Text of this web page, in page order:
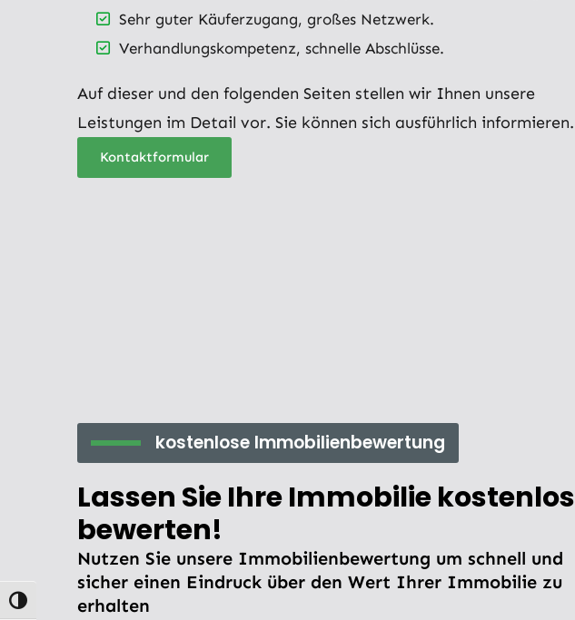
Umschalten auf hohe Kontraste
Sehr guter Käuferzugang, großes Netzwerk.
Verhandlungskompetenz, schnelle Abschlüsse.
Auf dieser und den folgenden Seiten stellen wir Ihnen unsere
Leistungen im Detail vor. Sie können sich ausführlich informieren.
Kontaktformular
kostenlose Immobilienbewertung
Lassen Sie Ihre Immobilie kostenlos
bewerten!
Nutzen Sie unsere Immobilienbewertung um schnell und
sicher einen Eindruck über den Wert Ihrer Immobilie zu
erhalten